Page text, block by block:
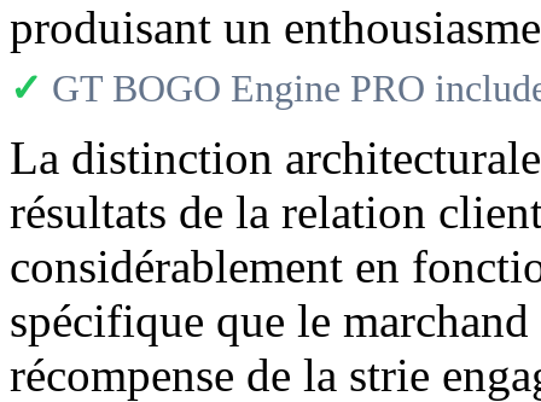
produisant un
✓ GT BOGO Engine PRO
La distinction
résultats de la relation
considérablement en
spécifique que le
récompense de la strie